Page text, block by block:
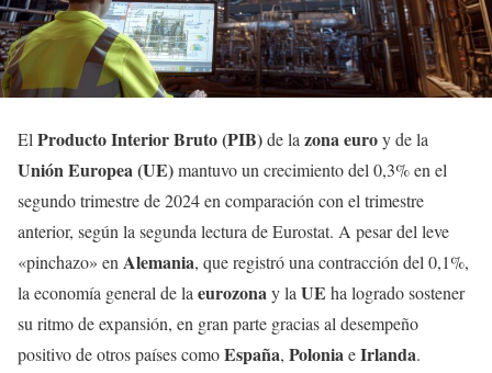
El Producto Interior Bruto (PIB)de la zona euroy de la
Unión Europea (UE)mantuvo un crecimiento del 0,3% en el
segundo trimestre de 2024 en comparación con el trimestre
anterior, según la segunda lectura de Eurostat. A pesar del leve
«pinchazo» en Alemania, que registró una contracción del 0,1%,
la economía general de la eurozonay la UE ha logrado sostener
su ritmo de expansión, en gran parte gracias al desempeño
positivo de otros países comoEspaña, PoloniaeIrlanda.